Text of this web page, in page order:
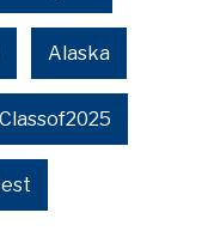
Alaska
Classof2025